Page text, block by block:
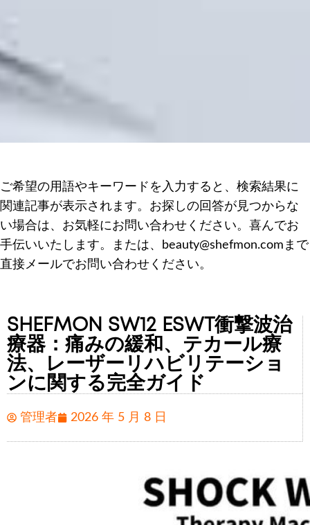
ご希望の用語やキーワードを入力すると、検索結果に
関連記事が表示されます。お探しの回答が見つからな
い場合は、お気軽にお問い合わせください。喜んでお
手伝いいたします。または、beauty@shefmon.comまで
直接メールでお問い合わせください。
SHEFMON SW12 ESWT衝撃波治
療器：痛みの緩和、テカール療
法、レーザーリハビリテーショ
ンに関する完全ガイド
管理者 2026 年 5 月 8 日